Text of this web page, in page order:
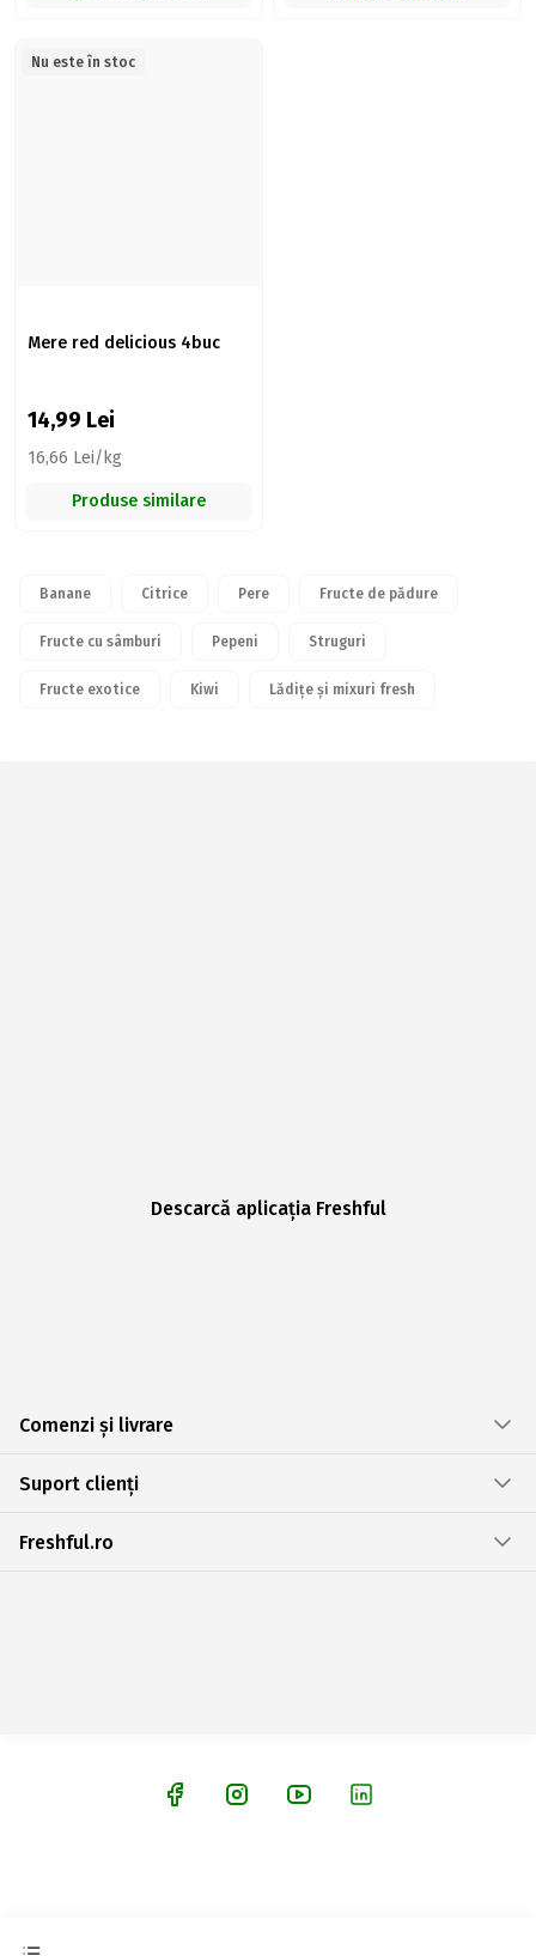
Nu este în stoc
Mere red delicious 4buc
14,99 Lei
16,66 Lei/kg
Produse similare
Banane Citrice Pere Fructe de pădure
Fructe cu sâmburi Pepeni Struguri
Fructe exotice Kiwi Lădițe și mixuri fresh
Descarcă aplicația Freshful
Comenzi și livrare
Suport clienți
Freshful.ro